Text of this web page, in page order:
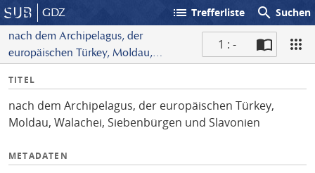
GDZ list Trefferliste search Suchen
nach dem Archipelagus, der
europäischen Türkey, Moldau,
und Slavonien
1 : -
I
f
o
TITEL
nach dem Archipelagus, der europäischen Türkey,
Moldau, Walachei, Siebenbürgen und Slavonien
METADATEN